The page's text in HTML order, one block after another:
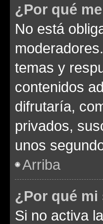
¿Por qué
No está
temas y
contenidos
difrutaría,
privados,
unos
Arriba
¿Por qué
Si no activa